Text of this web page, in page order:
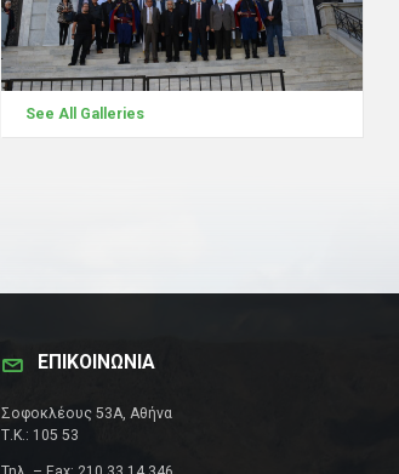
See All Galleries
ΕΠΙΚΟΙΝΩΝΊΑ
Σοφοκλέους 53Α, Αθήνα
Τ.Κ.: 105 53